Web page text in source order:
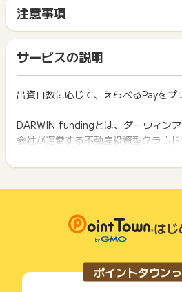
【ポイント獲得対象外条件】
①20歳未満の方からの申込
②虚偽・実際とは異なる内容での登録
③不正・重複（IP/住所/世帯）・いた
不備
④既に登録済みもしくは以前登録され
⑤初回の投資額が一括50万円未満の
⑦登録を削除した場合
⑧すでに「DARWIN funding」にお申
のお申し込み(過去に会員登録のみさ
⑨新規投資家登録後60日以内に一括
⑩新規投資申し込み完了後、10営業
⑪退会済み会員様からの登録も含め
⑫本サービスの2回目以降のお申し込
⑬キャンセル、返金をされた方
⑮募集金額が満額にならず、ファン
※登録から出資完了まで審査等も発生
サイトに移動してからお申し込みや
間に、同じブラウザ（※）で他のサイ
ト獲得ができません。
「 サイトへ行ってポイントGET 」
ス・お買い物利用時で、デバイス・
イント獲得ができません。
2回以上同じお買い物・サービスをご
タンを押してからご利用ください。
下記の事項に該当する場合、広告主
い物を複数回ご利用された場合
て一度でも同サービス・お買い物を
ご利用前には、Cookieの削除をおこ
サービス・お買い物利用時にお電話
法がある場合、必ずサイト上のWEB
注意事項
一部のサービスにつきましては、1
は切り捨てとなります。
ポイント獲得が1ポイント未満のもの
ント履歴には記載されません。
原則として広告主側のポイント等を
につきましては、ポイントタウンの
まれません。
広告主が運営しているサービスの都
商品の交換や一部でもキャンセルさ
になる可能性もございます。
条件を達成しているかどうかは各広
っているため、広告主はポイントに
そのため、ポイントタウンのポイン
広告主様に直接行わないようお願い
サービスの説明
出資口数に応じて、えらべるPayをプ
DARWIN fundingとは、ダーウィン
会社が運営する不動産投資型クラウド
ネットで完結！
ダーウィンファンドでは、少額で不
今まで不動産会社として個人のオー
当社のノウハウをフル活用。当社独
産を提供することで、低コスト、高
は
ポイントタウン